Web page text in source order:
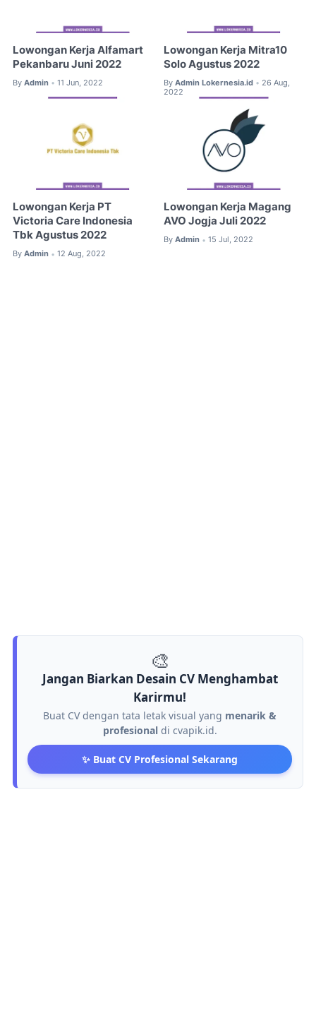
Lowongan Kerja Alfamart
Pekanbaru Juni 2022
By Admin • 11 Jun, 2022
Lowongan Kerja Mitra10
Solo Agustus 2022
By Admin Lokernesia.id • 26 Aug,
2022
Lowongan Kerja PT
Victoria Care Indonesia
Tbk Agustus 2022
By Admin • 12 Aug, 2022
Lowongan Kerja Magang
AVO Jogja Juli 2022
By Admin • 15 Jul, 2022
🎨
Jangan Biarkan Desain CV Menghambat
Karirmu!
Buat CV dengan tata letak visual yang menarik &
profesionaldi cvapik.id.
✨ Buat CV Profesional Sekarang